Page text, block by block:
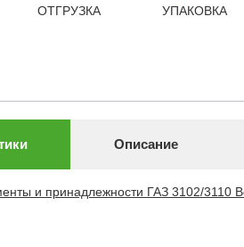
ОТГРУЗКА УПАКОВКА
Описание
и принадлежности ГАЗ 3102/3110